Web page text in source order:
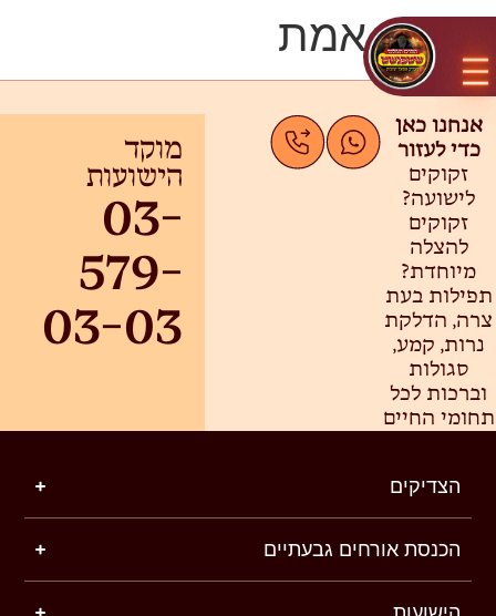
תורת אמת
אנחנו כאן
כדי לעזור
זקוקים
לישועה?
זקוקים
להצלה
מיוחדת?
תפילות בעת
צרה, הדלקת
נרות, קמע,
סגולות
וברכות לכל
תחומי החיים
מוקד
הישועות
03-
579-
03-03
הצדיקים
הכנסת אורחים גבעתיים